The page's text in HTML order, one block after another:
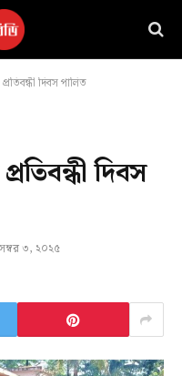
দিবস পালিত
দিবস
৩, ২০২৫